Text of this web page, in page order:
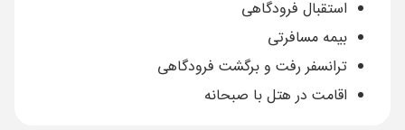
استقبال فرودگاهی
بیمه مسافرتی
ترانسفر رفت و برگشت فرودگاهی
اقامت در هتل با صبحانه